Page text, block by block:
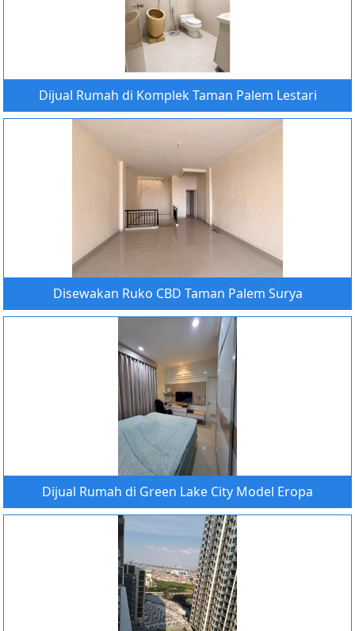
Dijual Rumah di Komplek Taman Palem Lestari
Disewakan Ruko CBD Taman Palem Surya
Dijual Rumah di Green Lake City Model Eropa